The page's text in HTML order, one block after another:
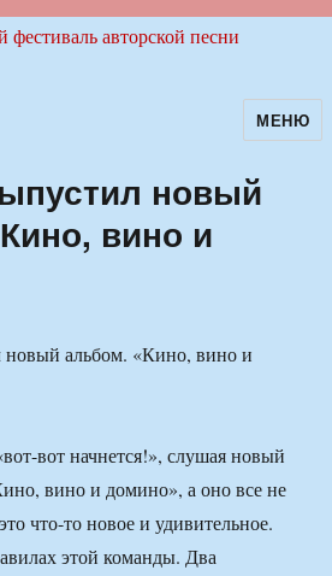
авторскойМЕНЮ
новый
вино и
вот начнется!», слушая новый
вино и домино», а оно все не
что-то новое и удивительное.
этой команды. Два